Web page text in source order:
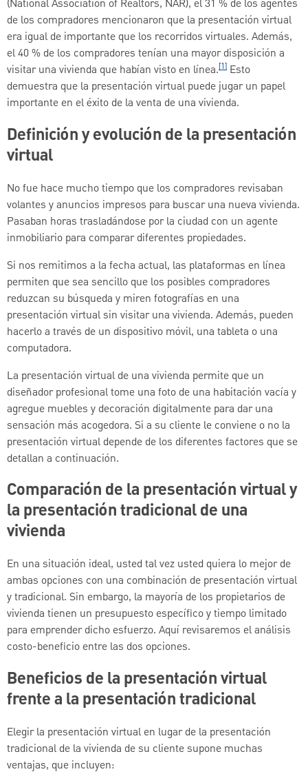
(National Association of Realtors, NAR), el 31 % de los agentes
de los compradores mencionaron que la presentación virtual
era igual de importante que los recorridos virtuales. Además,
el 40 % de los compradores tenían una mayor disposición a
visitar una vivienda que habían visto en línea.[1] Esto
demuestra que la presentación virtual puede jugar un papel
importante en el éxito de la venta de una vivienda.
Definición y evolución de la presentación
virtual
No fue hace mucho tiempo que los compradores revisaban
volantes y anuncios impresos para buscar una nueva vivienda.
Pasaban horas trasladándose por la ciudad con un agente
inmobiliario para comparar diferentes propiedades.
Si nos remitimos a la fecha actual, las plataformas en línea
permiten que sea sencillo que los posibles compradores
reduzcan su búsqueda y miren fotografías en una
presentación virtual sin visitar una vivienda. Además, pueden
hacerlo a través de un dispositivo móvil, una tableta o una
computadora.
La presentación virtual de una vivienda permite que un
diseñador profesional tome una foto de una habitación vacía y
agregue muebles y decoración digitalmente para dar una
sensación más acogedora. Si a su cliente le conviene o no la
presentación virtual depende de los diferentes factores que se
detallan a continuación.
Comparación de la presentación virtual y
la presentación tradicional de una
vivienda
En una situación ideal, usted tal vez usted quiera lo mejor de
ambas opciones con una combinación de presentación virtual
y tradicional. Sin embargo, la mayoría de los propietarios de
vivienda tienen un presupuesto específico y tiempo limitado
para emprender dicho esfuerzo. Aquí revisaremos el análisis
costo-beneficio entre las dos opciones.
Beneficios de la presentación virtual
frente a la presentación tradicional
Elegir la presentación virtual en lugar de la presentación
tradicional de la vivienda de su cliente supone muchas
ventajas, que incluyen: